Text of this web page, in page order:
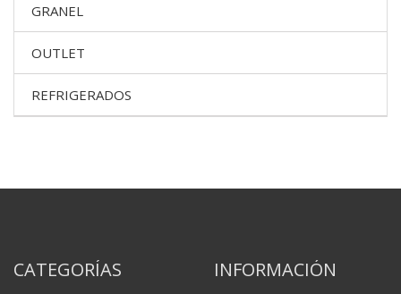
GRANEL
OUTLET
REFRIGERADOS
CATEGORÍAS INFORMACIÓN